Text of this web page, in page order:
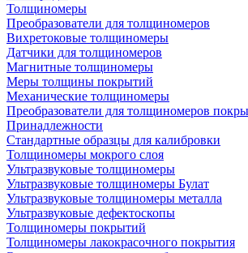
Толщиномеры
Преобразователи для толщиномеров
Вихретоковые толщиномеры
Датчики для толщиномеров
Магнитные толщиномеры
Меры толщины покрытий
Механические толщиномеры
Преобразователи для толщиномеров
Принадлежности
Стандартные образцы для калибровки
Толщиномеры мокрого слоя
Ультразвуковые толщиномеры
Ультразвуковые толщиномеры Булат
Ультразвуковые толщиномеры металла
Ультразвуковые дефектоскопы
Толщиномеры покрытий
Толщиномеры лакокрасочного покрытия